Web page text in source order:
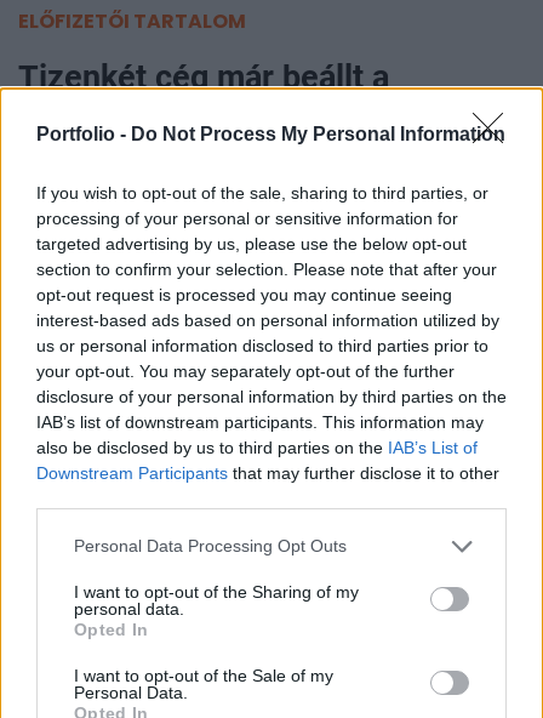
Portfolio - Do Not Process My Personal Information
If you wish to opt-out of the sale, sharing to third parties, or
processing of your personal or sensitive information for
targeted advertising by us, please use the below opt-out
section to confirm your selection. Please note that after your
opt-out request is processed you may continue seeing
interest-based ads based on personal information utilized by
us or personal information disclosed to third parties prior to
your opt-out. You may separately opt-out of the further
disclosure of your personal information by third parties on the
IAB’s list of downstream participants. This information may
also be disclosed by us to third parties on the IAB’s List of
Downstream Participants that may further disclose it to other
Personal Data Processing Opt Outs
I want to opt-out of the Sharing of my
personal data.
Opted In
I want to opt-out of the Sale of my
Personal Data.
Opted In
ELŐFIZETŐI TARTALOM
Tizenkét cég már beállt a
budapesti olimpia mögé
2016. október 27. 15:42
Tizenkét vállalat, közte több nemzetközi
csúcsmárka magyarországi képviselete és a
telekommunikációs, pénzügyi, személyszállítási
és ingatlanpiaci szektor regionális piacvezető
cége állt Magyarország és Budapest 2024-es
olimpiai és paralimpiai pályázata mellé.
A Budapest 2024 csütörtökön tájékoztatta az MTI-t arról,
hogy a most bejelentett együttműködő partnerek listáját a
Porsche Hungária, a Budapest Airport, a Budapesti
Vállalat (BKV), a Gránit Pólus Zrt., a Graphisoft, a Mid
Ocean Brands, a Provident Pénzügyi Zrt., a Magyar